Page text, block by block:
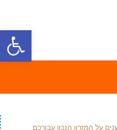
פתח
על המזרון הנכון עבורכם